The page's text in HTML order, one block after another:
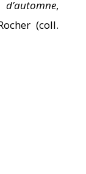
,
(coll.